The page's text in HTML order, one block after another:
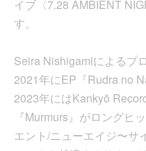
イブ〈7.28 AMBIENT
す。
Seira Nishigamiによるプ
2021年にEP『Rudra no
2023年にはKankyō
『Murmurs』がロングヒ
エント/ニューエイジ〜サ